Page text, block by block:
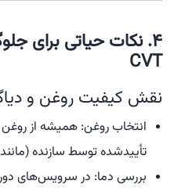
۴. نکات حیاتی برای
CVT
نقش کیفیت روغن و
انتخاب روغن: همیشه از روغن
تأییدشده توسط سازنده (مانند Chery یا JATCO) استفاده کنید.
بررسی دما: در سرویس‌های